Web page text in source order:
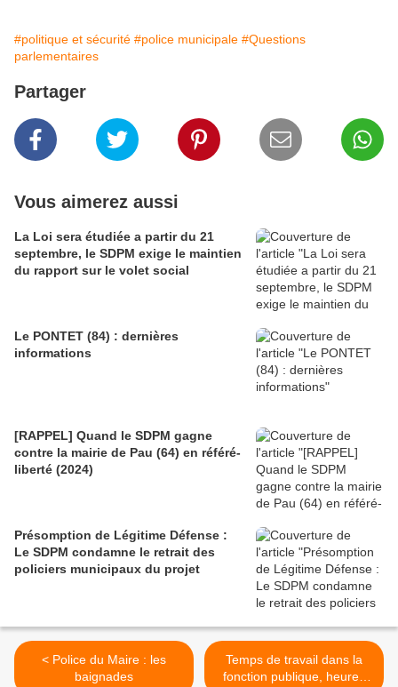
#politique et sécurité #police municipale #Questions
parlementaires
Partager
Vous aimerez aussi
La Loi sera étudiée a partir du 21
septembre, le SDPM exige le maintien
du rapport sur le volet social
Le PONTET (84) : dernières
informations
[RAPPEL] Quand le SDPM gagne
contre la mairie de Pau (64) en référé-
liberté (2024)
Présomption de Légitime Défense :
Le SDPM condamne le retrait des
policiers municipaux du projet
< Police du Maire : les
baignades
Temps de travail dans la
fonction publique, heures